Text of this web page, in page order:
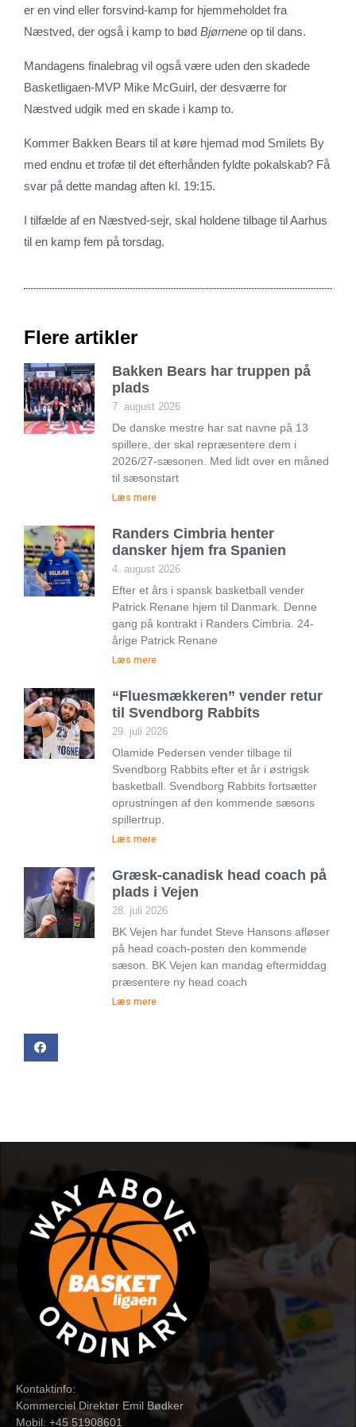
er en vind eller forsvind-kamp for hjemmeholdet fra
Næstved, der også i kamp to bød Bjørnene op til dans.
Mandagens finalebrag vil også være uden den skadede
Basketligaen-MVP Mike McGuirl, der desværre for
Næstved udgik med en skade i kamp to.
Kommer Bakken Bears til at køre hjemad mod Smilets By
med endnu et trofæ til det efterhånden fyldte pokalskab? Få
svar på dette mandag aften kl. 19:15.
I tilfælde af en Næstved-sejr, skal holdene tilbage til Aarhus
til en kamp fem på torsdag.
Flere artikler
Bakken Bears har truppen på
plads
7. august 2026
De danske mestre har sat navne på 13
spillere, der skal repræsentere dem i
2026/27-sæsonen. Med lidt over en måned
til sæsonstart
Læs mere
Randers Cimbria henter
dansker hjem fra Spanien
4. august 2026
Efter et års i spansk basketball vender
Patrick Renane hjem til Danmark. Denne
gang på kontrakt i Randers Cimbria. 24-
årige Patrick Renane
Læs mere
“Fluesmækkeren” vender retur
til Svendborg Rabbits
29. juli 2026
Olamide Pedersen vender tilbage til
Svendborg Rabbits efter et år i østrigsk
basketball. Svendborg Rabbits fortsætter
oprustningen af den kommende sæsons
spillertrup.
Læs mere
Græsk-canadisk head coach på
plads i Vejen
28. juli 2026
BK Vejen har fundet Steve Hansons afløser
på head coach-posten den kommende
sæson. BK Vejen kan mandag eftermiddag
præsentere ny head coach
Læs mere
Kontaktinfo:
Kommerciel Direktør Emil Bødker
Mobil: +45 51908601